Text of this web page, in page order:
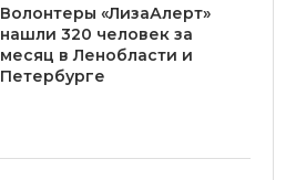
Волонтеры «ЛизаАлерт»
нашли 320 человек за
месяц в Ленобласти и
Петербурге